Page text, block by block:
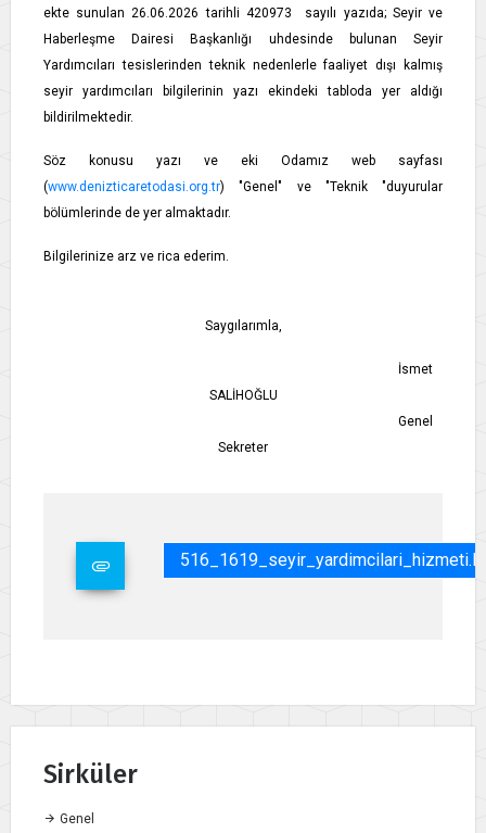
ekte sunulan 26.06.2026 tarihli 420973 sayılı yazıda; Seyir ve
Haberleşme Dairesi Başkanlığı uhdesinde bulunan Seyir
Yardımcıları tesislerinden teknik nedenlerle faaliyet dışı kalmış
seyir yardımcıları bilgilerinin yazı ekindeki tabloda yer aldığı
bildirilmektedir.
Söz konusu yazı ve eki Odamız web sayfası
(www.denizticaretodasi.org.tr) "Genel" ve "Teknik "duyurular
bölümlerinde de yer almaktadır.
Bilgilerinize arz ve rica ederim.
Saygılarımla,
İsmet
SALİHOĞLU
Genel
Sekreter
Sirküler
Genel